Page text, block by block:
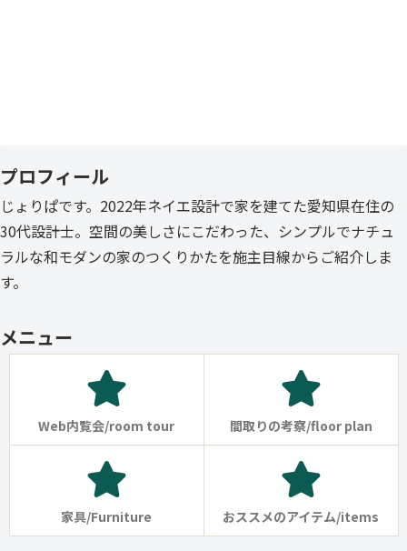
プロフィール
じょりぱです。2022年ネイエ設計で家を建てた愛知県在住の
30代設計士。空間の美しさにこだわった、シンプルでナチュ
ラルな和モダンの家のつくりかたを施主目線からご紹介しま
す。
メニュー
Web内覧会/room tour 間取りの考察/floor plan
家具/Furniture おススメのアイテム/items